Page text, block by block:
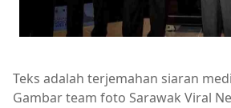
Teks adalah terjemahan siaran
Gambar team foto Sarawak Viral